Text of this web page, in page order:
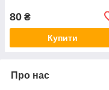
80 ₴
Купити
Про нас